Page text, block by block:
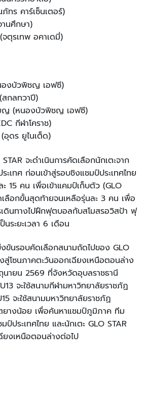
ทร คาร์เซ็นเตอร์)
นศึกษา)
ตุรเทพ อคาเดมี่)
องบัวพิชญ เอฟซี)
กลทวาปี)
(หนองบัวพิชญ เอฟซี)
กีฬาโคราช)
ดร ยูไนเต็ด)
จะดำเนินการคัดเลือกนักเตะจาก
เทศ ก่อนเข้าสู่รอบชิงแชมป์ประเทศไทย
ะ 15 คน เพื่อเข้าแคมป์เก็บตัว (GLO
ลือกขั้นสุดท้ายจนเหลือรุ่นละ 3 คน เพื่อ
ดินทางไปฝึกฟุตบอลกับสโมสรอวิสป้า ฟุ
ระยะเวลา 6 เดือน
ขันรอบคัดเลือกสนามถัดไปของ GLO
สู่โซนภาคตะวันออกเฉียงเหนือตอนล่าง
นายน 2569 ที่จังหวัดอุบลราชธานี
จะใช้สนามกีฬามหาวิทยาลัยราชภัฏ
จะใช้สนามมหาวิทยาลัยราชภัฏ
ยางน้อย เพื่อค้นหาแชมป์ภูมิภาค ทีม
ประเทศไทย และนักเตะ GLO STAR
ยงเหนือตอนล่างต่อไป